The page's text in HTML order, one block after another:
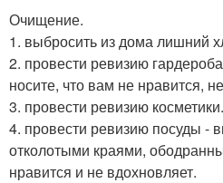
Очищение.
1. выбросить из дома лишний
2. провести ревизию
носите, что вам не нравится,
3. провести ревизию косметики.
4. провести ревизию посуды -
отколотыми краями,
нравится и не вдохновляет.